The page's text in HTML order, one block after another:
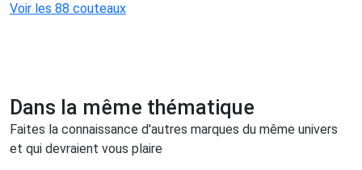
Voir les 88 couteaux
Dans la même thématique
Faites la connaissance d'autres marques du même univers
et qui devraient vous plaire